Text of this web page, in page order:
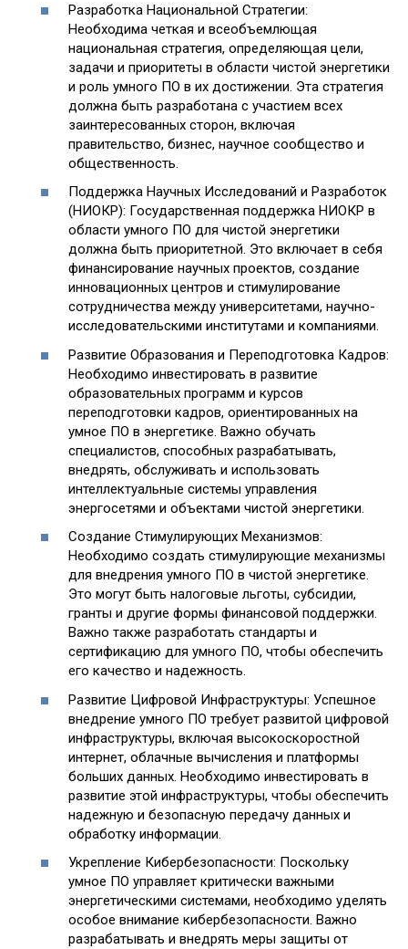
Разработка Национальной Стратегии:
Необходима четкая и всеобъемлющая
национальная стратегия, определяющая цели,
задачи и приоритеты в области чистой энергетики
и роль умного ПО в их достижении. Эта стратегия
должна быть разработана с участием всех
заинтересованных сторон, включая
правительство, бизнес, научное сообщество и
общественность.
Поддержка Научных Исследований и Разработок
(НИОКР): Государственная поддержка НИОКР в
области умного ПО для чистой энергетики
должна быть приоритетной. Это включает в себя
финансирование научных проектов, создание
инновационных центров и стимулирование
сотрудничества между университетами, научно-
исследовательскими институтами и компаниями.
Развитие Образования и Переподготовка Кадров:
Необходимо инвестировать в развитие
образовательных программ и курсов
переподготовки кадров, ориентированных на
умное ПО в энергетике. Важно обучать
специалистов, способных разрабатывать,
внедрять, обслуживать и использовать
интеллектуальные системы управления
энергосетями и объектами чистой энергетики.
Создание Стимулирующих Механизмов:
Необходимо создать стимулирующие механизмы
для внедрения умного ПО в чистой энергетике.
Это могут быть налоговые льготы, субсидии,
гранты и другие формы финансовой поддержки.
Важно также разработать стандарты и
сертификацию для умного ПО, чтобы обеспечить
его качество и надежность.
Развитие Цифровой Инфраструктуры: Успешное
внедрение умного ПО требует развитой цифровой
инфраструктуры, включая высокоскоростной
интернет, облачные вычисления и платформы
больших данных. Необходимо инвестировать в
развитие этой инфраструктуры, чтобы обеспечить
надежную и безопасную передачу данных и
обработку информации.
Укрепление Кибербезопасности: Поскольку
умное ПО управляет критически важными
энергетическими системами, необходимо уделять
особое внимание кибербезопасности. Важно
разрабатывать и внедрять меры защиты от